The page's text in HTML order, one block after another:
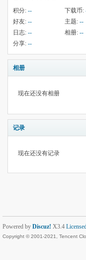
积分: -- 下载币:
好友: -- 主题: --
日志: -- 相册: --
分享: --
相册
现在还没有相册
记录
现在还没有记录
Powered by Discuz! X3.4
Copyright © 2001-2021, Tencent